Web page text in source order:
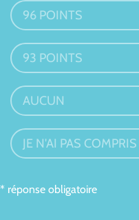
96 POINTS
93 POINTS
AUCUN
JE N'AI PAS COMPRIS
* réponse obligatoire